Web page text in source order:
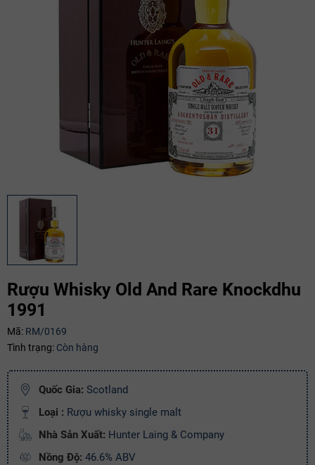
Rượu Whisky Old And Rare Knockdhu
1991
Mã: RM/0169
Tình trạng: Còn hàng
Quốc Gia: Scotland
Loại : Rượu whisky single malt
Nhà Sản Xuất: Hunter Laing & Company
Nồng Độ: 46.6% ABV
Mã giảm giá:
Ngày hết hạn:
Điều kiện:
Copy mã và nhập mã ở trangTHANH TOÁNbạn nhé!